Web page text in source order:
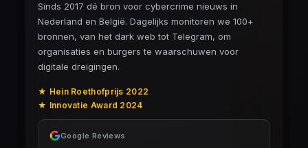
Sinds 2017 dé bron voor cybercrime nieuws in
Nederland en België. Dagelijks monitoren we 100+
bronnen, van het dark web tot Telegram, om
organisaties en burgers te waarschuwen voor
digitale dreigingen.
★ Hein Roethofprijs 2022
★ Innovatie Award 2024
Google Reviews